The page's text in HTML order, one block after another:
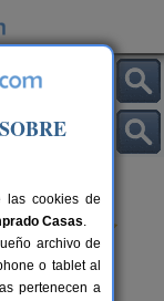
las cookies de
Casas.
archivo de
o tablet al
pertenecen a